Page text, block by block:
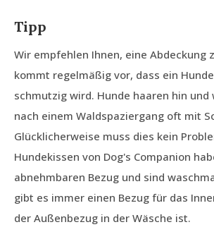
Tipp
Wir empfehlen Ihnen, eine Abdeckung
kommt regelmäßig vor, dass ein
schmutzig wird. Hunde haaren hin und
nach einem Waldspaziergang oft mit
Glücklicherweise muss dies kein
Hundekissen von Dog's Companion
abnehmbaren Bezug und sind
gibt es immer einen Bezug für das
der Außenbezug in der Wäsche ist.